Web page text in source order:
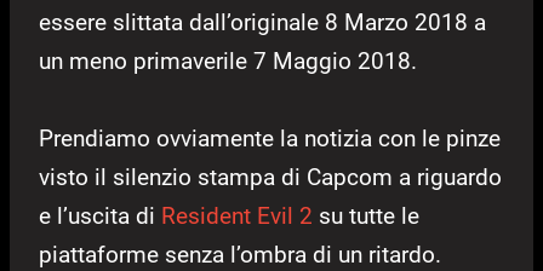
essere slittata dall’originale 8 Marzo 2018 a
un meno primaverile 7 Maggio 2018.
Prendiamo ovviamente la notizia con le pinze
visto il silenzio stampa di Capcom a riguardo
e l’uscita di Resident Evil 2 su tutte le
piattaforme senza l’ombra di un ritardo.